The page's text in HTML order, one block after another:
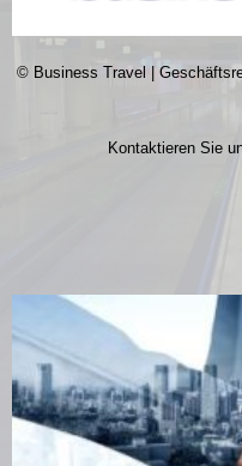
© Business Travel |
Kontaktieren Sie